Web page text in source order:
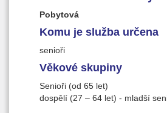
Pobytová
Komu je služba určena
senioři
Věkové skupiny
Senioři (od 65 let)
dospělí (27 – 64 let) - mladší